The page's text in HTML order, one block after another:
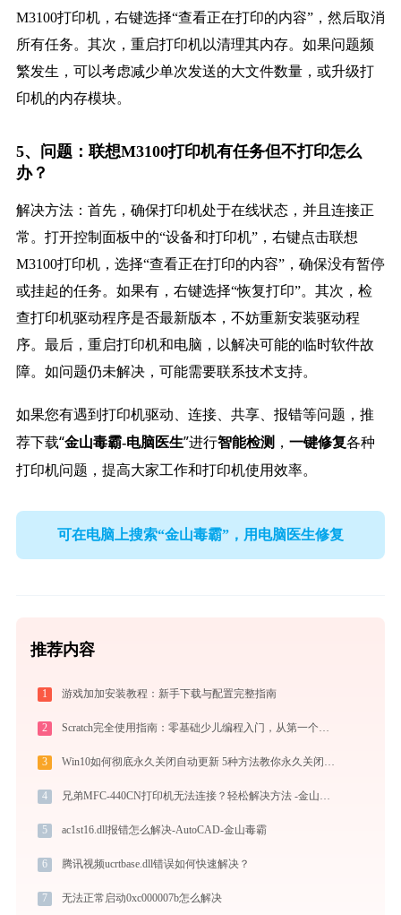
M3100打印机，右键选择“查看正在打印的内容”，然后取消
所有任务。其次，重启打印机以清理其内存。如果问题频
繁发生，可以考虑减少单次发送的大文件数量，或升级打
印机的内存模块。
5、问题：联想M3100打印机有任务但不打印怎么
办？
解决方法：首先，确保打印机处于在线状态，并且连接正
常。打开控制面板中的“设备和打印机”，右键点击联想
M3100打印机，选择“查看正在打印的内容”，确保没有暂停
或挂起的任务。如果有，右键选择“恢复打印”。其次，检
查打印机驱动程序是否最新版本，不妨重新安装驱动程
序。最后，重启打印机和电脑，以解决可能的临时软件故
障。如问题仍未解决，可能需要联系技术支持。
如果您有遇到打印机驱动、连接、共享、报错等问题，推
荐下载“金山毒霸-电脑医生”进行智能检测， 一键修复各种
打印机问题，提高大家工作和打印机使用效率。
可在电脑上搜索“金山毒霸”，用电脑医生修复
推荐内容
1 游戏加加安装教程：新手下载与配置完整指南
2 Scratch完全使用指南：零基础少儿编程入门，从第一个作品到独立创作（2026最新）
3 Win10如何彻底永久关闭自动更新 5种方法教你永久关闭win10自动更新
4 兄弟MFC-440CN打印机无法连接？轻松解决方法 -金山毒霸
5 ac1st16.dll报错怎么解决-AutoCAD-金山毒霸
6 腾讯视频ucrtbase.dll错误如何快速解决？
7 无法正常启动0xc000007b怎么解决